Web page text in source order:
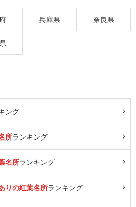
兵庫県 奈良県
ング
所ランキング
名所ランキング
りの紅葉名所ランキング